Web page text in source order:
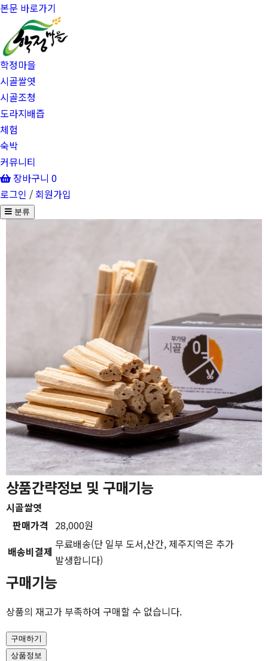
본문 바로가기
학정마을
시골쌀엿
시골조청
도라지배즙
체험
숙박
커뮤니티
장바구니 0
로그인 / 회원가입
분류
상품간략정보 및 구매기능
시골쌀엿
판매가격 28,000원
배송비결제
무료배송(단 일부 도서,산간, 제주지역은 추가
발생합니다)
구매기능
상품의 재고가 부족하여 구매할 수 없습니다.
구매하기
상품정보